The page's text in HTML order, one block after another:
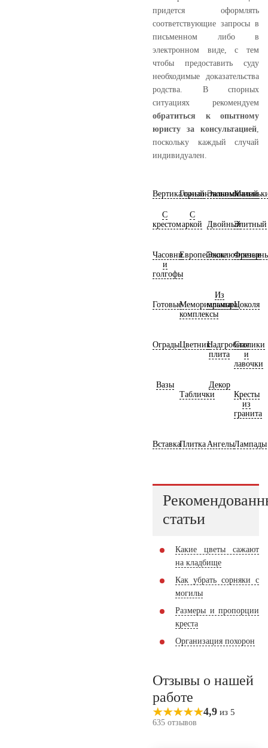
придется оформлять
соответствующие запросы в
письменном либо в
электронном виде, с тем
чтобы предоставить суду
необходимые доказательства
родства. В спорных
ситуациях рекомендуем
обратиться к опытному
юристу за консультацией
поскольку каждый случай
индивидуален.
ВертикальныйГоризонтальный
Экономичный
С
крестом
С
аркой
ДвойныйЭлитный
Часовни
и
голгофы
ЕвропейскиеЭксклюзивные
ГотовыеМемориальные
комплексы
Из
мрамораЦоколя
ОградыЦветникНадгробная
плита
Столики
и
лавочки
Вазы
Таблички
Декор
Кресты
из
гранита
ВставкаПлитка АнгелыЛампады
статьи
Какие цветы сажают
на кладбище
Как убрать сорняки с
могилы
Размеры и пропорции
креста
Организация похорон
Отзывы о нашей
работе
4,9 из 5
635 отзывов